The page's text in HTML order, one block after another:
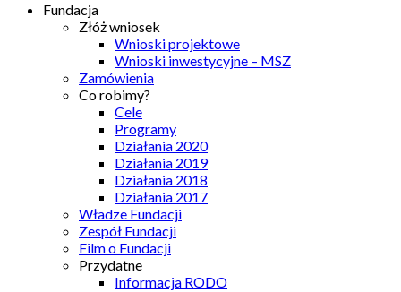
Fundacja
Złóż wniosek
Wnioski projektowe
Wnioski inwestycyjne – MSZ
Zamówienia
Co robimy?
Cele
Programy
Działania 2020
Działania 2019
Działania 2018
Działania 2017
Władze Fundacji
Zespół Fundacji
Film o Fundacji
Przydatne
Informacja RODO